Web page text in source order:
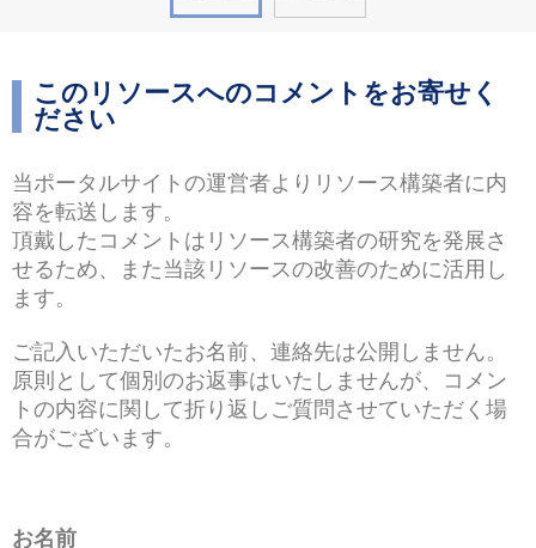
このリソースへのコメントをお寄せく
ださい
当ポータルサイトの運営者よりリソース構築者に内
容を転送します。
頂戴したコメントはリソース構築者の研究を発展さ
せるため、また当該リソースの改善のために活⽤し
ます。
ご記⼊いただいたお名前、連絡先は公開しません。
原則として個別のお返事はいたしませんが、コメン
トの内容に関して折り返しご質問させていただく場
合がございます。
お名前